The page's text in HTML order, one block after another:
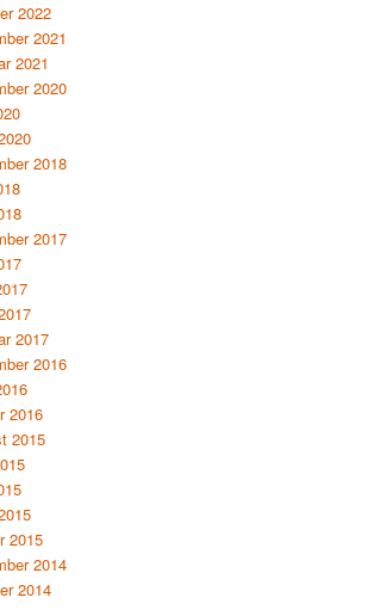
2022
2021
2021
2020
2018
2017
2017
2016
2016
2015
2015
2014
2014